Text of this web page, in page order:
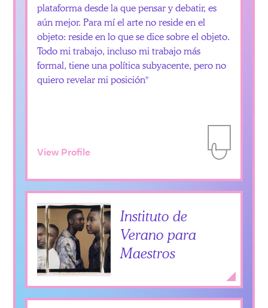
plataforma desde la que pensar y debatir, es
aún mejor. Para mí el arte no reside en el
objeto: reside en lo que se dice sobre el objeto.
Todo mi trabajo, incluso mi trabajo más
formal, tiene una política subyacente, pero no
quiero revelar mi posición
View Profile
Instituto de
Verano para
Maestros
Add to